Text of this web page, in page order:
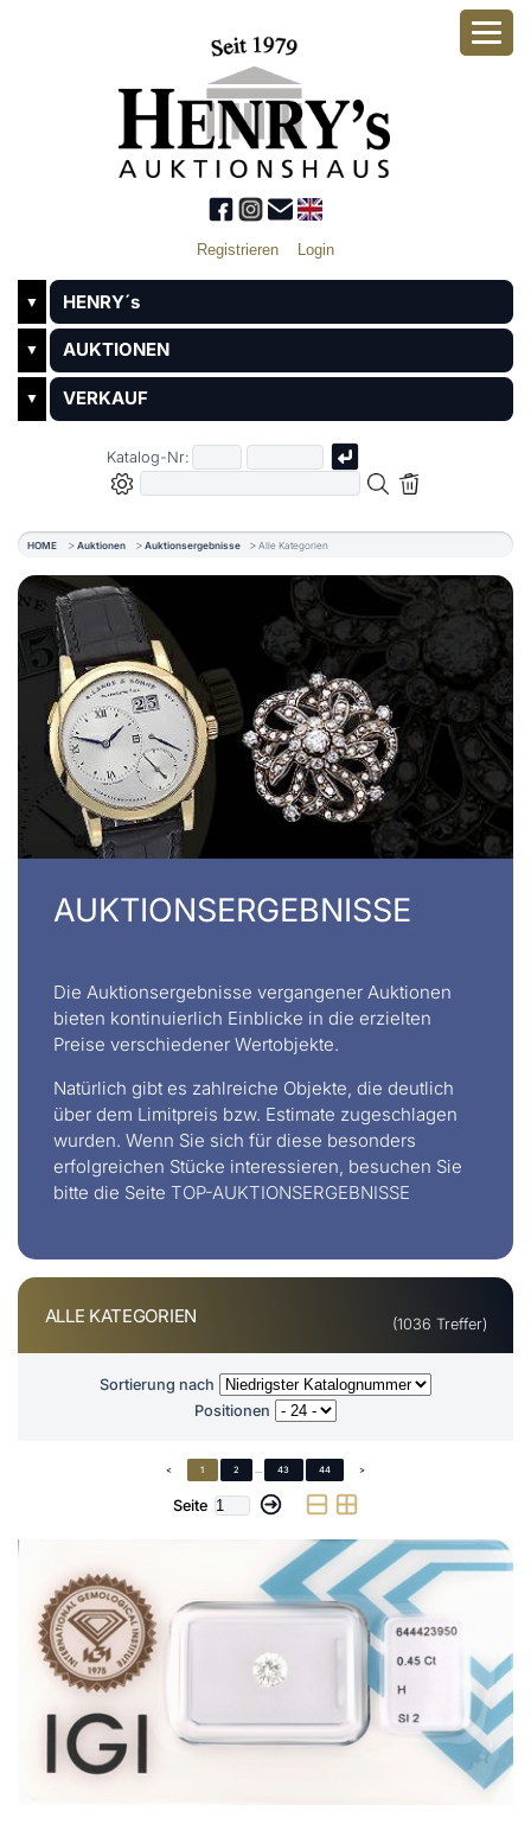
Registrieren Login
▼ HENRY´s
▼ AUKTIONEN
▼ VERKAUF
Katalog-Nr:
HOME Auktionen Auktionsergebnisse Alle Kategorien
AUKTIONSERGEBNISSE
Die Auktionsergebnisse vergangener Auktionen
bieten kontinuierlich Einblicke in die erzielten
Preise verschiedener Wertobjekte.
Natürlich gibt es zahlreiche Objekte, die deutlich
über dem Limitpreis bzw. Estimate zugeschlagen
wurden. Wenn Sie sich für diese besonders
erfolgreichen Stücke interessieren, besuchen Sie
bitte die Seite TOP-AUKTIONSERGEBNISSE
ALLE KATEGORIEN (1036 Treffer)
Sortierung nach
Positionen
< 1 2 ... 43 44 >
Seite